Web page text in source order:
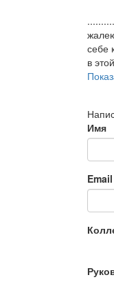
себе
в
Имя
Email